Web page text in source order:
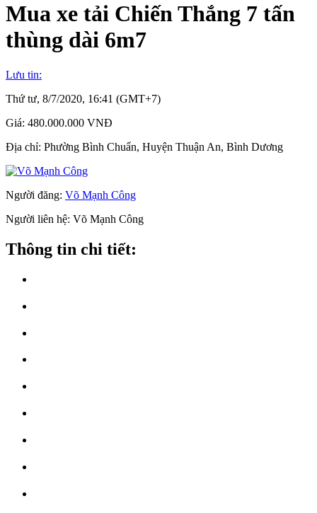
Mua xe tải Chiến Thắng 7 tấn
thùng dài 6m7
Lưu tin:
Thứ tư, 8/7/2020, 16:41 (GMT+7)
Giá: 480.000.000 VNĐ
Địa chỉ: Phường Bình Chuẩn, Huyện Thuận An, Bình Dương
Người đăng: Võ Mạnh Công
Người liên hệ: Võ Mạnh Công
Thông tin chi tiết: